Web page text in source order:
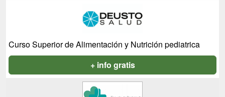
Curso Superior de Alimentación y Nutrición pediatrica
+ info gratis